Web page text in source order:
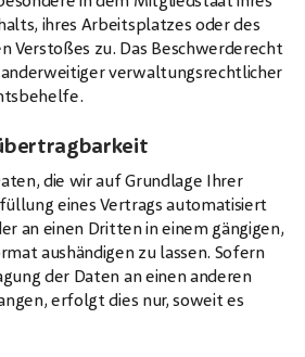
ihres Arbeitsplatzes oder des
Verstoßes zu. Das Beschwerderecht
verwaltungsrechtlicher
die wir auf Grundlage Ihrer
eines Vertrags automatisiert
an einen Dritten in einem gängigen,
aushändigen zu lassen. Sofern
der Daten an einen anderen
erfolgt dies nur, soweit es